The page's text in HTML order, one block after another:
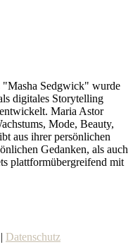
"Masha Sedgwick" wurde
digitales Storytelling
Maria Astor
Mode, Beauty,
aus ihrer persönlichen
Gedanken, als auch
plattformübergreifend mit
| Datenschutz